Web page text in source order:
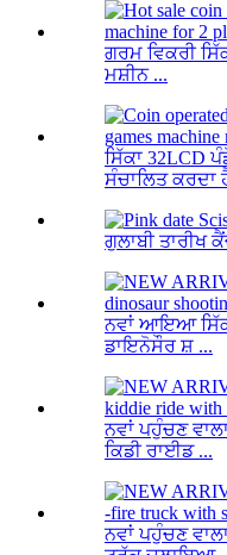
ਗਰਮ ਵਿਕਰੀ
ਮਸ਼ੀਨ ...
ਸਿੱਕਾ 32LCD
ਸੰਚਾਲਿਤ ਕਰਦਾ
ਗੁਲਾਬੀ ਤਾਰੀਖ
ਨਵਾਂ ਆਇਆ
ਡਾਇਨੋਸੌਰ ਸ਼ ...
ਨਵਾਂ ਪਹੁੰਚਣ
ਕਿਡੀ ਰਾਈਡ ...
ਨਵਾਂ ਪਹੁੰਚਣ